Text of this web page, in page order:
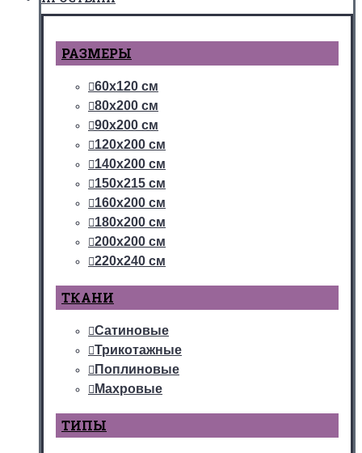
РАЗМЕРЫ
60х120 см
80х200 см
90х200 см
120х200 см
140х200 см
150х215 см
160х200 см
180х200 см
200х200 см
220х240 см
ТКАНИ
Сатиновые
Трикотажные
Поплиновые
Махровые
ТИПЫ